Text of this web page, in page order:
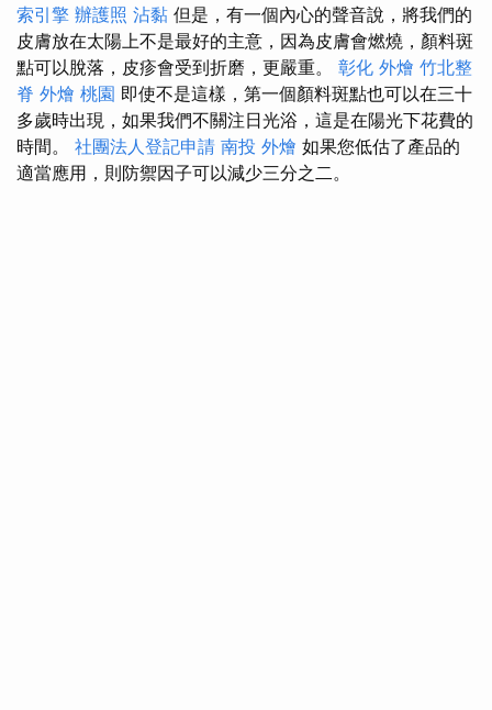
索引擎 辦護照 沾黏 但是，有一個內心的聲音說，將我們的
皮膚放在太陽上不是最好的主意，因為皮膚會燃燒，顏料斑
點可以脫落，皮疹會受到折磨，更嚴重。 彰化 外燴 竹北整
脊 外燴 桃園 即使不是這樣，第一個顏料斑點也可以在三十
多歲時出現，如果我們不關注日光浴，這是在陽光下花費的
時間。 社團法人登記申請 南投 外燴 如果您低估了產品的
適當應用，則防禦因子可以減少三分之二。